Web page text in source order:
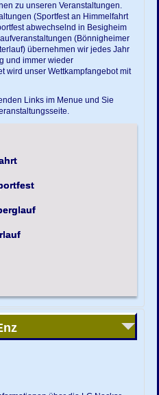
zu unseren Veranstaltungen.
(Sportfest an Himmelfahrt
abwechselnd in Besigheim
(Bönnigheimer
übernehmen wir jedes Jahr
und immer wieder
wird unser Wettkampfangebot mit
Links im Menue und Sie